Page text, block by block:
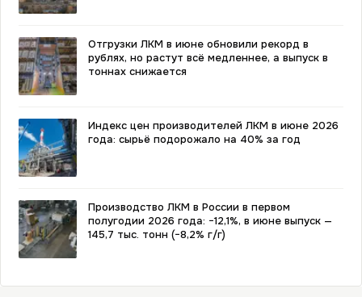
Отгрузки ЛКМ в июне обновили рекорд в
рублях, но растут всё медленнее, а выпуск в
тоннах снижается
Индекс цен производителей ЛКМ в июне 2026
года: сырьё подорожало на 40% за год
Производство ЛКМ в России в первом
полугодии 2026 года: −12,1%, в июне выпуск —
145,7 тыс. тонн (−8,2% г/г)